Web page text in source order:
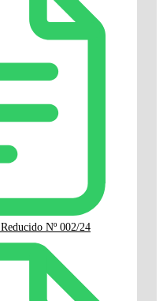
Nº 002/24